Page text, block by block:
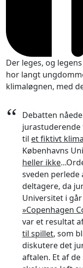
Der leges, og
hor langt
klimaløgnen, med
“ Debatten
jurastuderende
til et fiktivt
Københavns
heller ikke
sveden
deltagere, da
Universitet i
»Copenhagen
var et resultat
til spillet, som
diskutere det
aftalen. Et af